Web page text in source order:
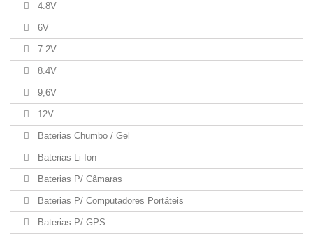
4.8V
6V
7.2V
8.4V
9,6V
12V
Baterias Chumbo / Gel
Baterias Li-Ion
Baterias P/ Câmaras
Baterias P/ Computadores Portáteis
Baterias P/ GPS